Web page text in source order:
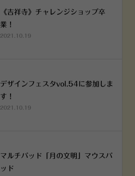
《吉祥寺》チャレンジショップ卒
業！
2021.10.19
デザインフェスタvol.54に参加しま
す！
2021.10.19
マルチパッド「月の文明」マウスパ
ッド